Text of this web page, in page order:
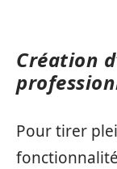
Création
Pour tirer